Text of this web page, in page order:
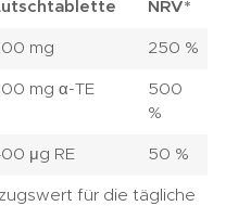
NRV*
mg 250 %
mg α-TE
500
%
μg RE 50 %
für die tägliche